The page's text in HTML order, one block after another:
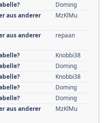
Doming
aus anderer
MzKlMu
aus anderer
repaan
Knobbi38
Doming
Knobbi38
Doming
Doming
aus anderer
MzKlMu